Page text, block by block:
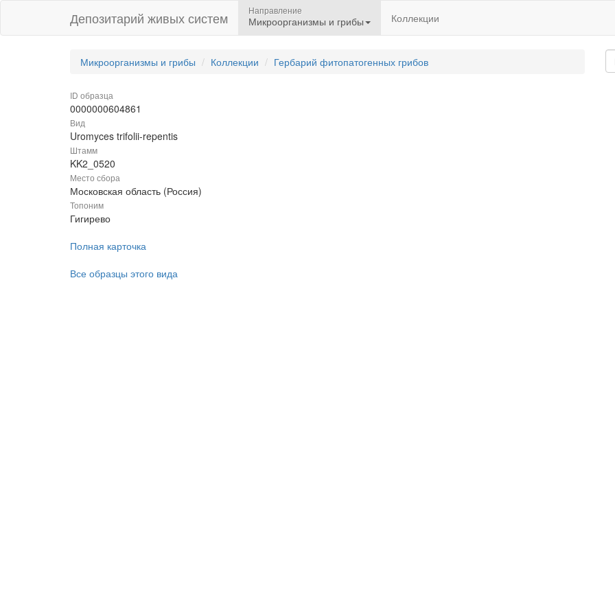
Депозитарий живых систем Направление
Микроорганизмы и грибы Коллекции
Микроорганизмы и грибы Коллекции Гербарий фитопатогенных грибов
ID образца
0000000604861
Вид
Uromyces trifolii-repentis
Штамм
KK2_0520
Место сбора
Московская область (Россия)
Топоним
Гигирево
Полная карточка
Все образцы этого вида